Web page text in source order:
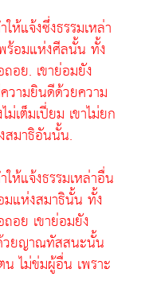
ห้แจ้งซึ่งธรรมเหล่า
ร้อมแห่งศีลนั้น ทั้ง
อย. เขาย่อมยัง
วามยินดีด้วยความ
เต็มเปี่ยม เขาไม่ยก
สมาธิอันนั้น.
ห้แจ้งธรรมเหล่าอื่น
แห่งสมาธินั้น ทั้ง
อย เขาย่อมยัง
วยญาณทัสสนะนั้น
น ไม่ข่มผู้อื่น เพราะ